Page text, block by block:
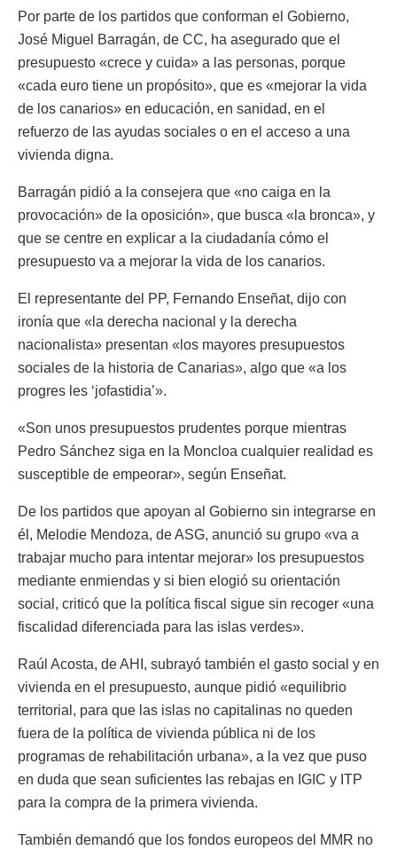
Por parte de los partidos que conforman el Gobierno,
José Miguel Barragán, de CC, ha asegurado que el
presupuesto «crece y cuida» a las personas, porque
«cada euro tiene un propósito», que es «mejorar la vida
de los canarios» en educación, en sanidad, en el
refuerzo de las ayudas sociales o en el acceso a una
vivienda digna.
Barragán pidió a la consejera que «no caiga en la
provocación» de la oposición», que busca «la bronca», y
que se centre en explicar a la ciudadanía cómo el
presupuesto va a mejorar la vida de los canarios.
El representante del PP, Fernando Enseñat, dijo con
ironía que «la derecha nacional y la derecha
nacionalista» presentan «los mayores presupuestos
sociales de la historia de Canarias», algo que «a los
progres les ‘jofastidia’».
«Son unos presupuestos prudentes porque mientras
Pedro Sánchez siga en la Moncloa cualquier realidad es
susceptible de empeorar», según Enseñat.
De los partidos que apoyan al Gobierno sin integrarse en
él, Melodie Mendoza, de ASG, anunció su grupo «va a
trabajar mucho para intentar mejorar» los presupuestos
mediante enmiendas y si bien elogió su orientación
social, criticó que la política fiscal sigue sin recoger «una
fiscalidad diferenciada para las islas verdes».
Raúl Acosta, de AHI, subrayó también el gasto social y en
vivienda en el presupuesto, aunque pidió «equilibrio
territorial, para que las islas no capitalinas no queden
fuera de la política de vivienda pública ni de los
programas de rehabilitación urbana», a la vez que puso
en duda que sean suficientes las rebajas en IGIC y ITP
para la compra de la primera vivienda.
También demandó que los fondos europeos del MMR no